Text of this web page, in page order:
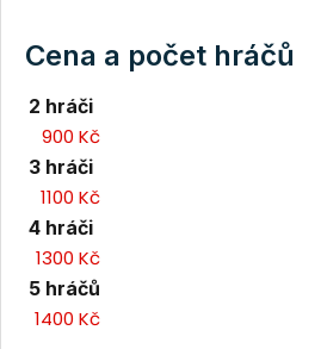
Cena a počet hráčů
2 hráči
900 Kč
3 hráči
1100 Kč
4 hráči
1300 Kč
5 hráčů
1400 Kč